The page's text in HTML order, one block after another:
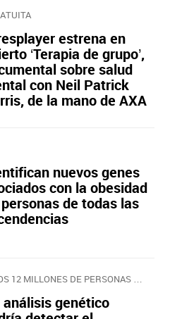
estrena en
‘Terapia de grupo’,
sobre salud
con Neil Patrick
de la mano de AXA
nuevos genes
con la obesidad
de todas las
análisis genético